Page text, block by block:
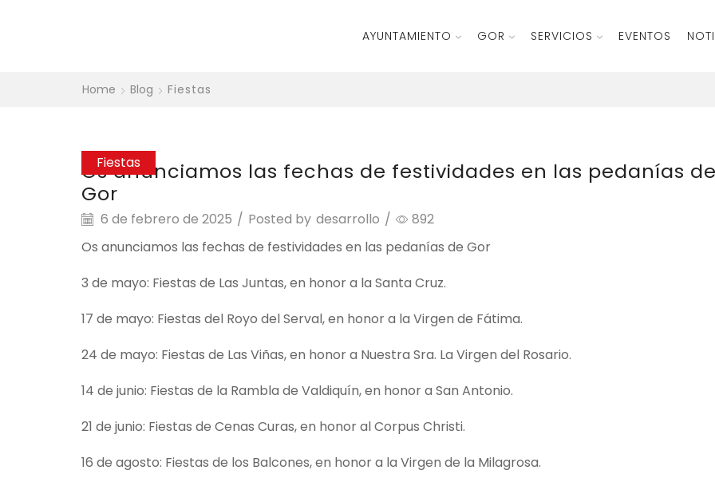
AYUNTAMIENTO GOR SERVICIOS EVENTOS
Home Blog Fiestas
Fiestas
Os anunciamos las fechas de festividades en las pedanías de
Gor
6 de febrero de 2025 / Posted by desarrollo /
892
Os anunciamos las fechas de festividades en las pedanías de Gor
3 de mayo: Fiestas de Las Juntas, en honor a la Santa Cruz.
17 de mayo: Fiestas del Royo del Serval, en honor a la Virgen de Fátima.
24 de mayo: Fiestas de Las Viñas, en honor a Nuestra Sra. La Virgen del Rosario.
14 de junio: Fiestas de la Rambla de Valdiquín, en honor a San Antonio.
21 de junio: Fiestas de Cenas Curas, en honor al Corpus Christi.
16 de agosto: Fiestas de los Balcones, en honor a la Virgen de la Milagrosa.